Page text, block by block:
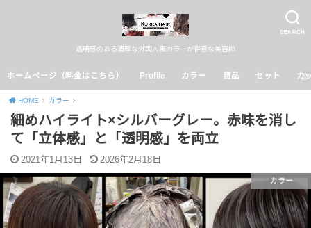
SEARCH
透明感のある濃厚な外国人風カラーが得意な美容師
ホームページ（料金はこちら） Profile カラー 商品 セット カ
HOME カラー
細めハイライト×シルバーグレー。赤味を消し
て「立体感」と「透明感」を両立
2021年1月13日 2026年2月18日
カラー